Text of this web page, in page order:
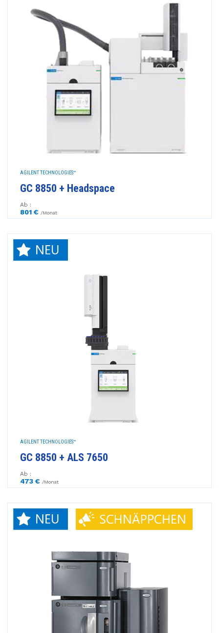
AGILENT TECHNOLOGIES™
GC 8850 + Headspace
Ab :
801 € /Monat
AGILENT TECHNOLOGIES™
GC 8850 + ALS 7650
Ab :
473 € /Monat